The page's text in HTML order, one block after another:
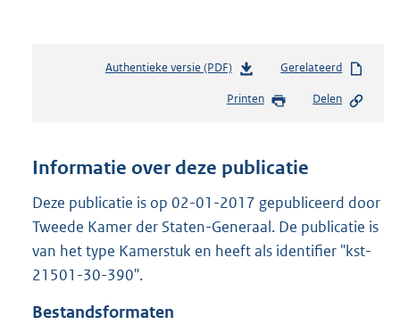
Authentieke versie (PDF)b
s
n
s
r
o
Gerelateerd
Printen Delen
Informatie over deze publicatie
Deze publicatie is op 02-01-2017 gepubliceerd door
Tweede Kamer der Staten-Generaal. De publicatie is
van het type Kamerstuk en heeft als identifier "kst-
21501-30-390".
Bestandsformaten